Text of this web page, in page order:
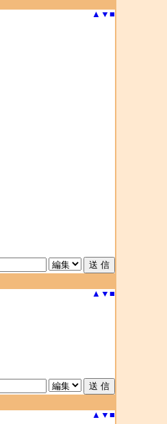
▲ ▼ ■
▲ ▼ ■
▲ ▼ ■